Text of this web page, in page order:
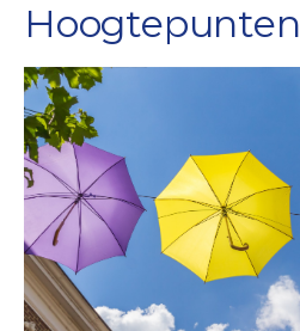
Hoogtepunten